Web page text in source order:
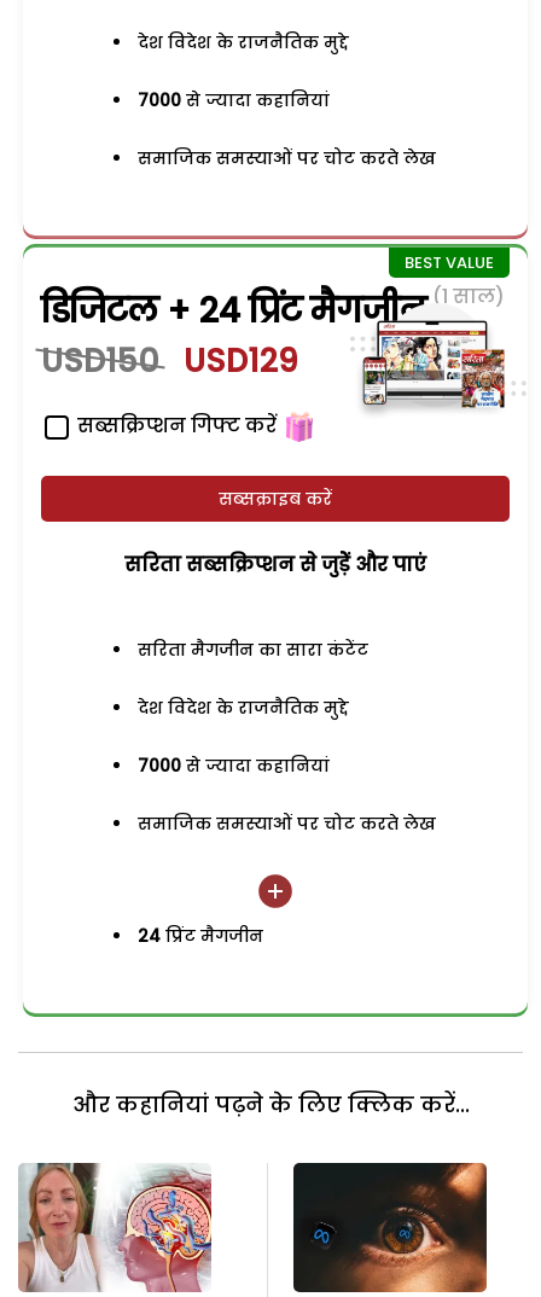
देश विदेश के राजनैतिक मुद्दे
7000 से ज्यादा कहानियां
समाजिक समस्याओं पर चोट करते लेख
डिजिटल + 24 प्रिंट मैगजीन (1 साल)
USD150 USD129
सब्सक्रिप्शन गिफ्ट करें
सब्सक्राइब करें
सरिता सब्सक्रिप्शन से जुड़ेें और पाएं
सरिता मैगजीन का सारा कंटेंट
देश विदेश के राजनैतिक मुद्दे
7000 से ज्यादा कहानियां
समाजिक समस्याओं पर चोट करते लेख
24 प्रिंट मैगजीन
और कहानियां पढ़ने के लिए क्लिक करें...